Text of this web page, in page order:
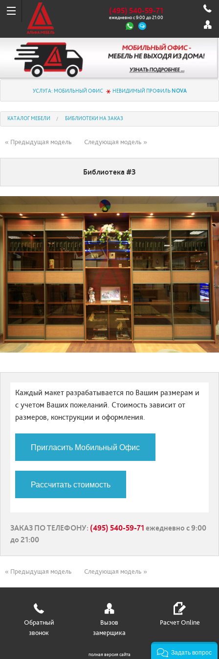
(495) 540-59-71
ежедневно с 9:00 до 21:00
УСЛУГА: МОБИЛЬНЫЙ ОФИС НЕВИДИМЫЙ ПРОФИЛЬ NOVA
КАТАЛОГ МЕБЕЛИ БИБЛИОТЕКИ НА ЗАКАЗ
« Предыдущая модель Следующая модель »
Библиотека #3
Каждый макет разрабатывается по Вашим размерам и
с учетом Ваших пожеланий. Стоимость зависит от
размеров, конструкции и оформления.
Пригласить Мобильный Офис
Рассчитать стоимость
ЗАКАЗ ПО ТЕЛЕФОНУ: (495) 540-59-71 ежедневно с 9:00
до 21:00
« Предыдущая модель Следующая модель »
Обратный
звонок
Вызов
замерщика
Расчет Online
полная версия сайта Задать вопрос